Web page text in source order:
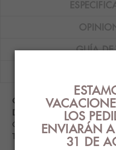
GUÍA DE
Camiseta de tul
Denis de corte en V en
Composición: 100%
Tallas disponibles: M, L y
LOS
ENVIARÁN A
31 DE